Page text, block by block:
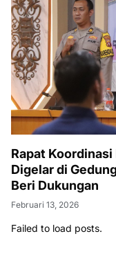
Rapat
Digelar di
Beri Dukungan
Februari 13, 2026
Failed to load posts.